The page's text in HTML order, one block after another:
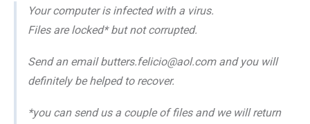
Your computer is infected with a virus.
Files are locked* but not corrupted.
Send an email butters.felicio@aol.com and you will
definitely be helped to recover.
*you can send us a couple of files and we will return